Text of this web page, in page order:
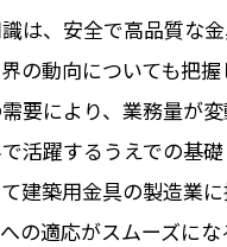
は、安全で高品質な
の動向についても把握
要により、業務量が
活躍するうえでの基礎
建築用金具の製造業
の適応がスムーズにな